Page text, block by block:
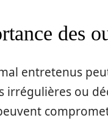
des
entretenus
irrégulières ou